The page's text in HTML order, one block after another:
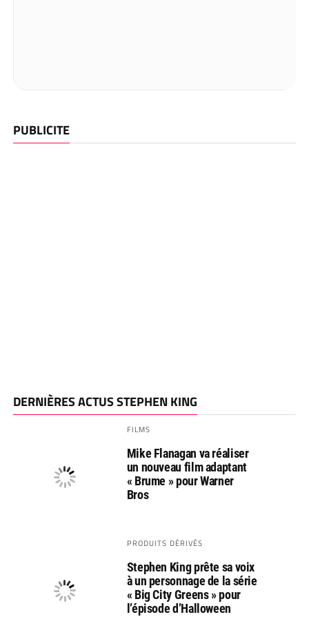
PUBLICITE
DERNIÈRES ACTUS STEPHEN KING
FILMS
Mike Flanagan va réaliser
un nouveau film adaptant
« Brume » pour Warner
Bros
PRODUITS DÉRIVÉS
Stephen King prête sa voix
à un personnage de la série
« Big City Greens » pour
l’épisode d’Halloween